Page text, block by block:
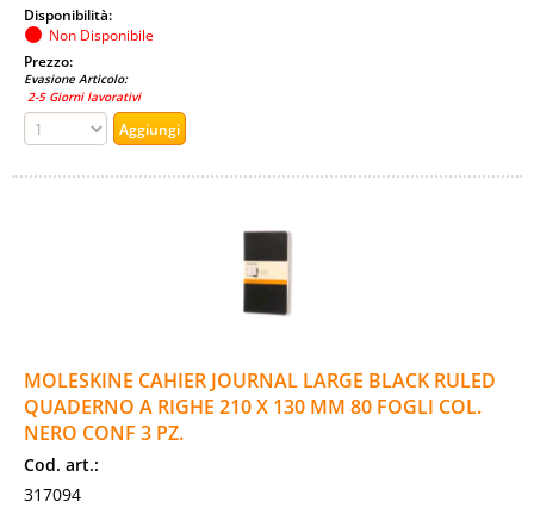
Disponibilità:
Non Disponibile
Prezzo:
Evasione Articolo:
2-5 Giorni lavorativi
MOLESKINE CAHIER JOURNAL LARGE BLACK RULED
QUADERNO A RIGHE 210 X 130 MM 80 FOGLI COL.
NERO CONF 3 PZ.
Cod. art.:
317094